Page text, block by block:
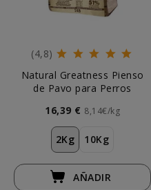
(4,8)
Natural Greatness Pienso
de Pavo para Perros
16,39 € 8,14€/kg
2Kg 10Kg
AÑADIR